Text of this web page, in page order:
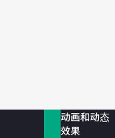
动画和动态
效果